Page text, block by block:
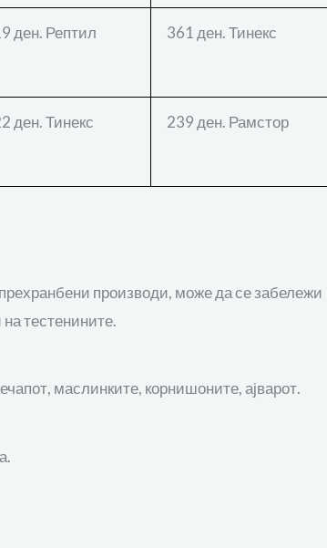
ден. Рептил 361 ден. Тинекс
ден. Тинекс 239 ден. Рамстор
производи, може да се забележи
тестенините.
маслинките, корнишоните, ајварот.